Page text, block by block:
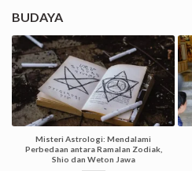
BUDAYA
Misteri Astrologi: Mendalami
Perbedaan antara Ramalan Zodiak,
Shio dan Weton Jawa